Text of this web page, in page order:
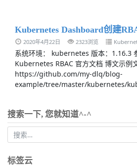
Kubernetes Dashboard创建
2020年4月22日 2323浏览
系统环境： kubernetes 版本：1.16.3
Kubernetes RBAC 官方文档 博文示例
https://github.com/my-dlq/blog-
example/tree/master/kubernetes/
搜索一下, 您就知道^-^
标签云